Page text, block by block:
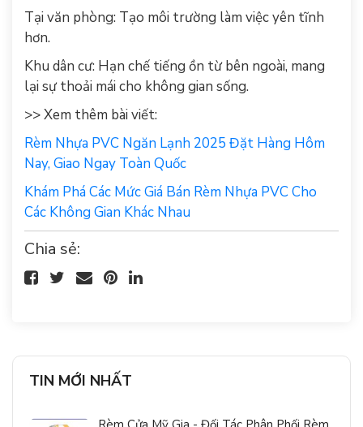
Tại văn phòng: Tạo môi trường làm việc yên tĩnh
hơn.
Khu dân cư: Hạn chế tiếng ồn từ bên ngoài, mang
lại sự thoải mái cho không gian sống.
>> Xem thêm bài viết:
Rèm Nhựa PVC Ngăn Lạnh 2025 Đặt Hàng Hôm
Nay, Giao Ngay Toàn Quốc
Khám Phá Các Mức Giá Bán Rèm Nhựa PVC Cho
Các Không Gian Khác Nhau
Chia sẻ:
TIN MỚI NHẤT